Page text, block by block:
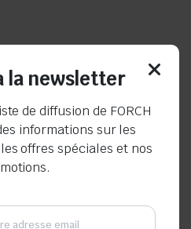
la newsletter
de diffusion de FORCH
informations sur les
offres spéciales et nos